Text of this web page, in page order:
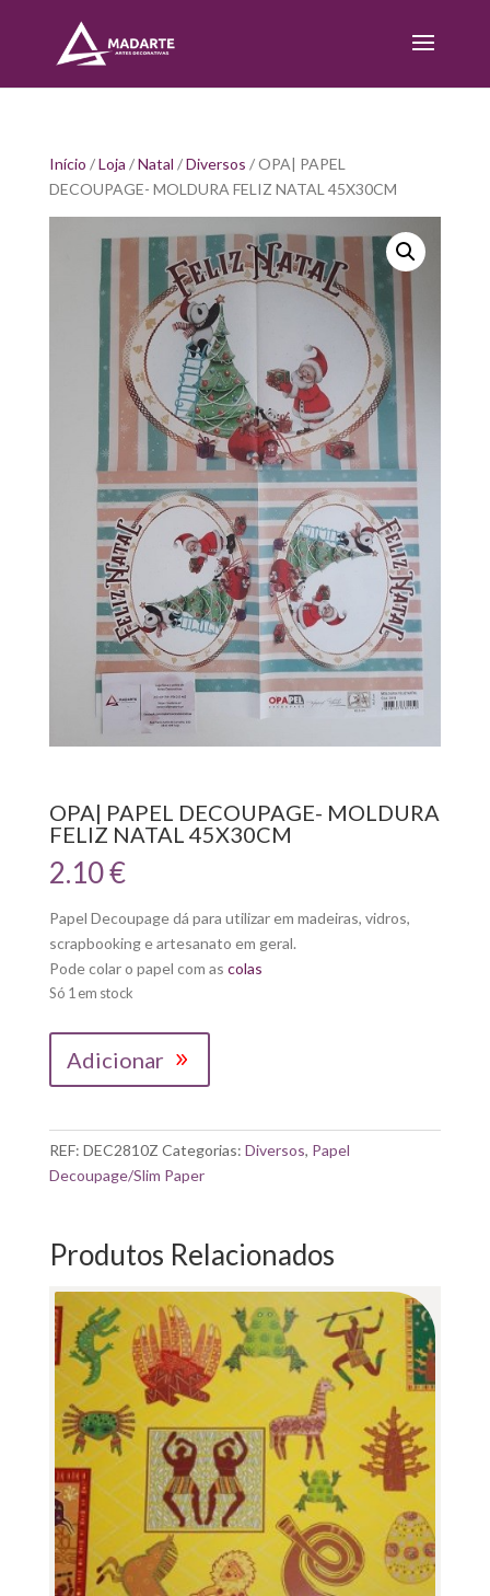
Início /Loja /Natal /Diversos / OPA| PAPEL
DECOUPAGE- MOLDURA FELIZ NATAL 45X30CM
OPA| PAPEL DECOUPAGE- MOLDURA
FELIZ NATAL 45X30CM
2.10€
Papel Decoupage dá para utilizar em madeiras, vidros,
scrapbooking e artesanato em geral.
Pode colar o papel com as colas
Só 1 em stock
DECOUPAGE-
MOLDURA
45X30CM
Adicionar
REF: DEC2810Z Categorias: Diversos, Papel
Decoupage/Slim Paper
Produtos Relacionados